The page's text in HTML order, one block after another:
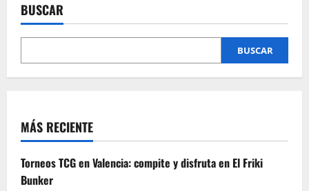
BUSCAR
BUSCAR
MÁS RECIENTE
Torneos TCG en Valencia: compite y disfruta en El Friki
Bunker